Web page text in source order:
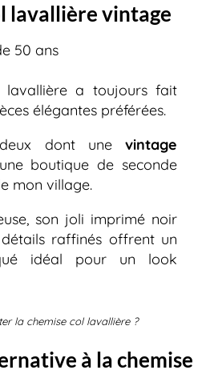
lavallière vintage
lavallière a toujours fait
élégantes préférées.
deux dont unevintage
boutique de seconde
mon village.
son joli imprimé noir
raffinés offrent un
idéal pour un look
la chemise col lavallière ?
à la chemise